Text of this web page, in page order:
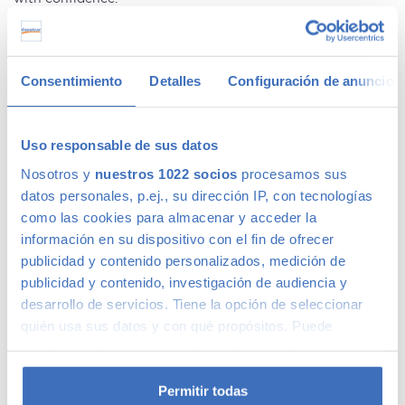
Consentimiento Detalles Configuración de anuncios
Uso responsable de sus datos
Nosotros y nuestros 1022 socios procesamos sus
datos personales, p.ej., su dirección IP, con tecnologías
como las cookies para almacenar y acceder la
información en su dispositivo con el fin de ofrecer
publicidad y contenido personalizados, medición de
publicidad y contenido, investigación de audiencia y
desarrollo de servicios. Tiene la opción de seleccionar
quién usa sus datos y con qué propósitos. Puede
momento desde la Declaración de cookies o clicando en
el Menú de consentimiento.Permitir todas
Ofertas en coches de segunda mano
de segunda mano tienen precios fijos, pero siempre podrás
encontrar descuentos de los que beneficiarte. Ven a vernos
y pregúntanos por nuestras ofertas, las acompañaremos de
condiciones de pago excepcionales, adaptándonos a tus
necesidades. Además, aceptamos tu coche a cambio.
Coches de ocasión con garantía
En Canalcar tenemos los coches de segunda mano con
mayor calidad, ya que nuestros vehículos pasan el más
riguroso control de calidad –solo lo supera 1 de cada 4
coches–. Estamos tan seguros de la calidad de nuestros
coches de segunda mano que le ofrecemos una Garantía 5